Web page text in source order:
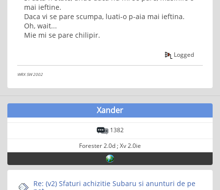
mai ieftine.
Daca vi se pare scumpa, luati-o p-aia mai ieftina.
Oh, wait...
Mie mi se pare chilipir.
Logged
WRX SW 2002
Xander
1382
Forester 2.0d ; Xv 2.0ie
Re: (v2) Sfaturi achizitie Subaru si anunturi de pe